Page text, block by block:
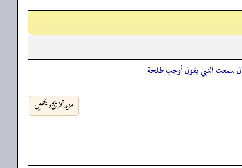
سمعت النبي يقول أوجب طلحة
مزید تخریج دیکھیں